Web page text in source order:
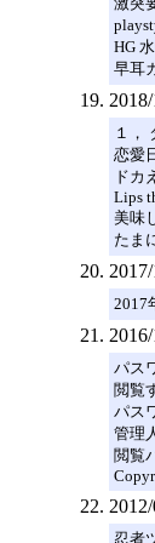
HG
早耳
１，
恋愛
ドカ
Lips
美味
たま
2017
パス
閲覧
パス
管理
閲覧
忍者